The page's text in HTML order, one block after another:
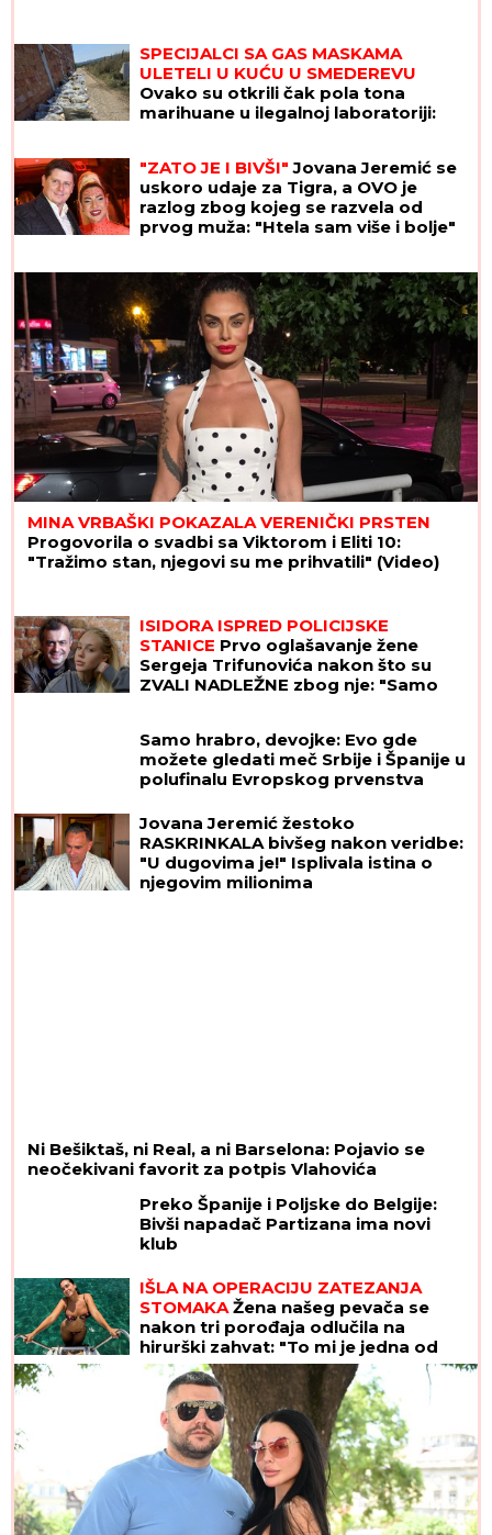
ULETELI U KUĆU U SMEDEREVU
Ovako su otkrili čak pola tona
marihuane u ilegalnoj laboratoriji:
Uhapšeno 6 osoba (FOTO, VIDEO)
"ZATO JE I BIVŠI"Jovana Jeremić se
razlog zbog kojeg se razvela od
prvog muža: "Htela sam više i bolje"
MINA VRBAŠKI POKAZALA VERENIČKI PRSTEN
Progovorila o svadbi sa Viktorom i Eliti 10:
"Tražimo stan, njegovi su me prihvatili" (Video)
ISIDORA ISPRED POLICIJSKE
STANICEPrvo oglašavanje žene
Sergeja Trifunovića nakon što su
zato sam došla"
Samo hrabro, devojke: Evo gde
možete gledati meč Srbije i Španije u
polufinalu Evropskog prvenstva
RASKRINKALA bivšeg nakon veridbe:
"U dugovima je!" Isplivala istina o
njegovim milionima
IŠLA NA OPERACIJU ZATEZANJA
STOMAKAŽena našeg pevača se
nakon tri porođaja odlučila na
hirurški zahvat: "To mi je jedna od
najboljih odluka"
RAZBIJENA ŠOFERKA, STAKLO I ISEČENA RUKA
Asmin i Maja se nakon skandala snimili u kolima: